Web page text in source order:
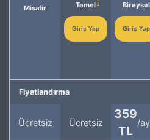
Misafir Temel
Giriş Yap
Bireysel
Giriş Yap
Fiyatlandırma
Ücretsiz Ücretsiz
359
TL
/